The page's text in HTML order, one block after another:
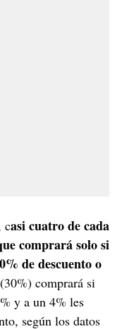
casi cuatro de cada
comprará solo si
de descuento o
comprará si
y a un 4% les
según los datos